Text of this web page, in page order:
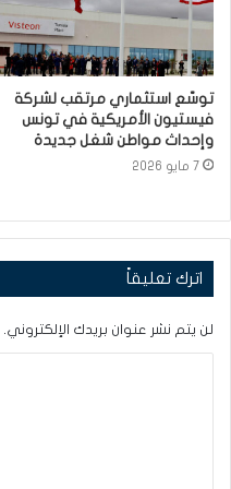
توسّع استثماري مرتقب لشركة
فيستيون الأمريكية في تونس
وإحداث مواطن شغل جديدة
7 مايو 2026
اترك تعليقاً
لن يتم نشر عنوان بريدك الإلكتروني.